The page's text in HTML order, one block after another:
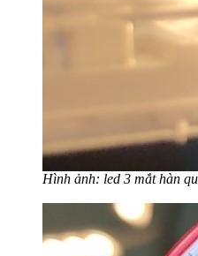
Hình ảnh: led 3 mắt hàn